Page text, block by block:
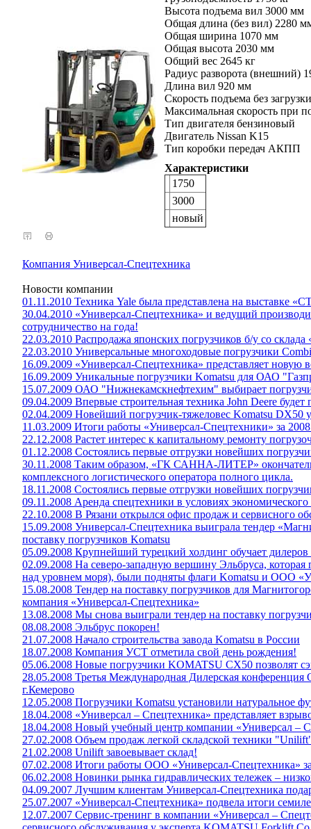
Высота подъема вил 3000 мм
Общая длина (без вил) 2280
Общая ширина 1070 мм
Общая высота 2030 мм
Общий вес 2645 кг
Радиус разворота (внешний)
Длина вил 920 мм
Скорость подъема без
Максимальная скорость при
Тип двигателя бензиновый
Двигатель Nissan K15
Тип коробки передач АКПП
Характеристики
1750
3000
новый
Компания Универсал-Спецтехника
Новости компании
01.11.2010 Техника Yale была представлена на выставке
30.04.2010 «Универсал-Спецтехника» и ведущий
сотрудничество на года!
22.03.2010 Распродажа японских погрузчиков б/у со
22.03.2010 Универсальные многоходовые погрузчики
16.09.2009 «Универсал-Спецтехника» представляет
16.09.2009 Уникальные погрузчики Komatsu для ОАО
15.07.2009 ОАО "Нижнекамскнефтехим" выбирает
09.04.2009 Впервые строительная техника John Deere будет
02.04.2009 Новейший погрузчик-тяжеловес Komatsu DX50
11.03.2009 Итоги работы «Универсал-Спецтехники» за
22.12.2008 Растет интерес к капитальному ремонту
01.12.2008 Состоялись первые отгрузки новейших
30.11.2008 Таким образом, «ГК САННА-ЛИТЕР»
комплексного логистического оператора полного цикла.
18.11.2008 Состоялись первые отгрузки новейших
09.11.2008 Аренда спецтехники в условиях экономического
22.10.2008 В Рязани открылся офис продаж и сервисного
15.09.2008 Универсал-Спецтехника выиграла тендер
поставку погрузчиков Komatsu
05.09.2008 Крупнейший турецкий холдинг обучает
02.09.2008 На северо-западную вершину Эльбруса,
над уровнем моря), были подняты флаги Komatsu и ООО
15.08.2008 Тендер на поставку погрузчиков для
компания «Универсал-Спецтехника»
13.08.2008 Мы снова выиграли тендер на поставку
08.08.2008 Эльбрус покорен!
21.07.2008 Начало строительства завода Komatsu в России
18.07.2008 Компания УСТ отметила свой день рождения!
05.06.2008 Новые погрузчики KOMATSU СХ50 позволят
28.05.2008 Третья Международная Дилерская
г.Кемерово
12.05.2008 Погрузчики Komatsu установили натуральное
18.04.2008 «Универсал – Спецтехника» представляет
18.04.2008 Новый учебный центр компании «Универсал –
27.02.2008 Объем продаж легкой складской техники
21.02.2008 Unilift завоевывает склад!
07.02.2008 Итоги работы ООО «Универсал-Спецтехника»
06.02.2008 Новинки рынка гидравлических тележек –
04.09.2007 Лучшим клиентам Универсал-Спецтехника
25.07.2007 «Универсал-Спецтехника» подвела итоги
12.07.2007 Сервис-тренинг в компании «Универсал –